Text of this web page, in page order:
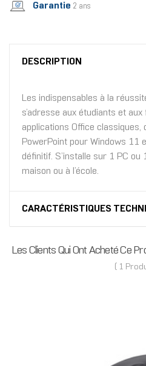
Garantie 2 ans
DESCRIPTION
Les indispensables à la
s’adresse aux étudiants et
applications Office classiques,
PowerPoint pour Windows 11
définitif. S’installe sur 1 PC ou
maison ou à l’école.
CARACTÉRISTIQUES
Les Clients Qui Ont Acheté Ce
( 1